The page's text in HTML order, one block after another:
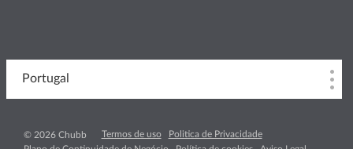
Portugal
© 2026 Chubb Termos de uso
Politica de Privacidade